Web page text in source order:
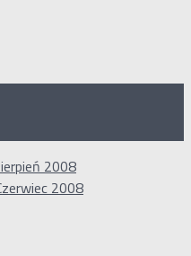
2008
2008